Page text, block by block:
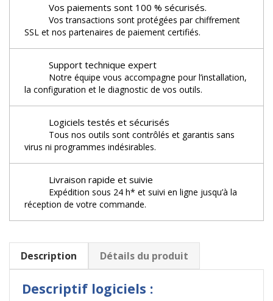
Vos paiements sont 100 % sécurisés.
Vos transactions sont protégées par chiffrement
SSL et nos partenaires de paiement certifiés.
Support technique expert
Notre équipe vous accompagne pour l’installation,
la configuration et le diagnostic de vos outils.
Logiciels testés et sécurisés
Tous nos outils sont contrôlés et garantis sans
virus ni programmes indésirables.
Livraison rapide et suivie
Expédition sous 24 h* et suivi en ligne jusqu’à la
réception de votre commande.
Description Détails du produit
Descriptif logiciels :